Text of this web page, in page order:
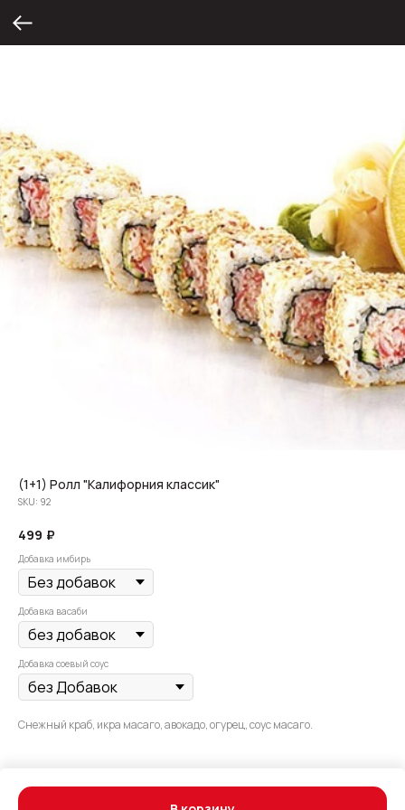
(1+1) Ролл "Калифорния классик"
SKU: 92
499 ₽
Добавка имбирь
Добавка васаби
Добавка соевый соус
Снежный краб, икра масаго, авокадо, огурец, соус масаго.